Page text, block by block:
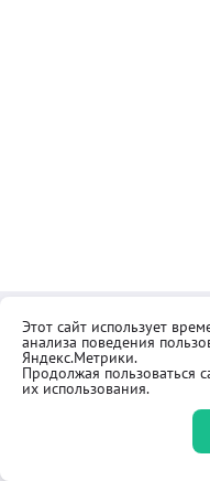
Контакты
Как купить
Реквизиты
Этот сайт использует
анализа поведения
Яндекс.Метрики.
Продолжая пользоваться
их использования.